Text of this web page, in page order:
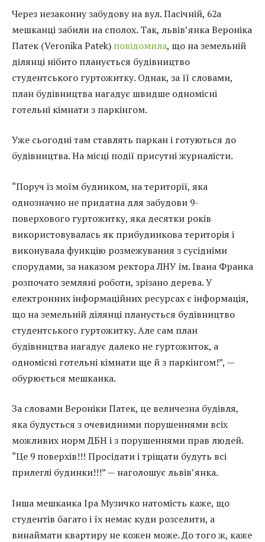
Через незаконну забудову на вул. Пасічній, 62а
мешканці забили на сполох. Так, львів’янка Вероніка
Патек (Veronika Patek) повідомила, що на земельній
ділянці нібито планується будівництво
студентського гуртожитку. Однак, за її словами,
план будівництва нагадує швидше одномісні
готельні кімнати з паркінгом.
Уже сьогодні там ставлять паркан і готуються до
будівництва. На місці події присутні журналісти.
“Поруч із моїм будинком, на території, яка
однозначно не придатна для забудови 9-
поверхового гуртожитку, яка десятки років
використовувалась як прибудинкова територія і
виконувала функцію розмежування з сусідніми
спорудами, за наказом ректора ЛНУ ім. Івана Франка
розпочато земляні роботи, зрізано дерева. У
електронних інформаційних ресурсах є інформація,
що на земельній ділянці планується будівництво
студентського гуртожитку. Але сам план
будівництва нагадує далеко не гуртожиток, а
одномісні готельні кімнати ще й з паркінгом!”, —
обурюється мешканка.
За словами Вероніки Патек, це величезна будівля,
яка будується з очевидними порушеннями всіх
можливих норм ДБН і з порушеннями прав людей.
“Це 9 поверхів!!! Просідати і тріщати будуть всі
прилеглі будинки!!!” — наголошує львів’янка.
Інша мешканка Іра Музичко натомість каже, що
студентів багато і їх немає куди розселити, а
винаймати квартиру не кожен може. До того ж, каже